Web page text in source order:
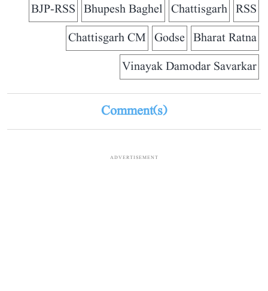
RSS
Chattisgarh
Bhupesh Baghel
BJP-RSS
Bharat Ratna
Godse
Chattisgarh CM
Vinayak Damodar Savarkar
Comment(s)
ADVERTISEMENT